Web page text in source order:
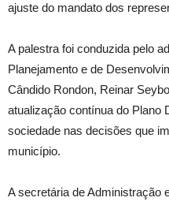
ajuste do mandato dos
A palestra foi conduzida pelo
Planejamento e de
Cândido Rondon, Reinar
atualização contínua do Plano
sociedade nas decisões que
município.
A secretária de Administração